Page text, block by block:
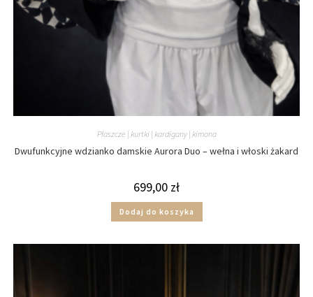
Płaszcze | kurtki | kardigany | kimona
Dwufunkcyjne wdzianko damskie Aurora Duo – wełna i włoski żakard
699,00 zł
Dodaj do koszyka